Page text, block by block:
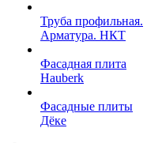
Труба профильная.
Арматура. НКТ
Фасадная плита
Hauberk
Фасадные плиты
Дёке